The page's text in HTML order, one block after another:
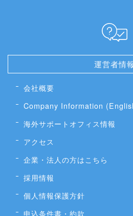
運営者情
会社概要
Company Information
海外サポートオフィス情報
アクセス
企業・法人の方はこちら
採用情報
個人情報保護方針
申込条件書・約款